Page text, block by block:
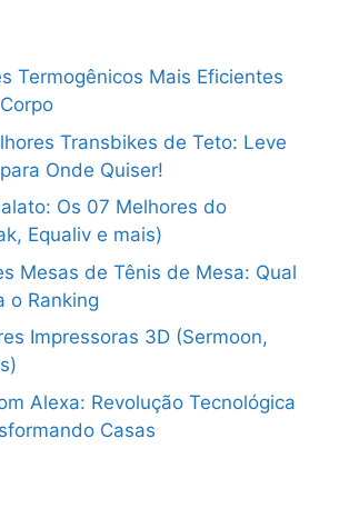
Termogênicos Mais Eficientes
Transbikes de Teto: Leve
Onde Quiser!
Os 07 Melhores do
Equaliv e mais)
Mesas de Tênis de Mesa: Qual
o Ranking
Impressoras 3D (Sermoon,
Alexa: Revolução Tecnológica
Casas